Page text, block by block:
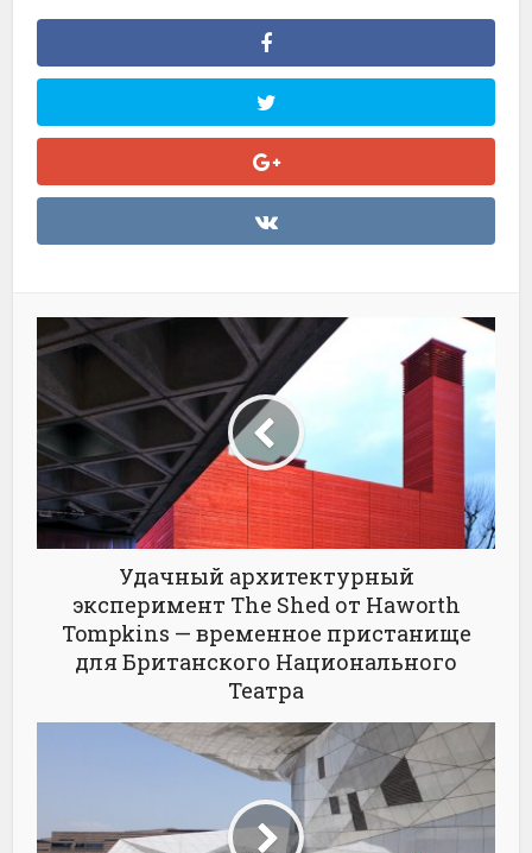
Удачный архитектурный
эксперимент The Shed от Haworth
Tompkins — временное пристанище
для Британского Национального
Театра